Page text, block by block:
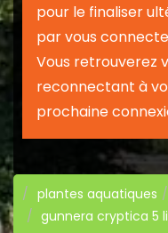
pour le finaliser
par vous
Vous retrouverez
reconnectant à
prochaine
plantes aquatiques
gunnera cryptica 5